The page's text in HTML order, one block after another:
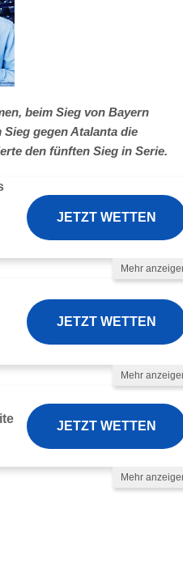
beim Sieg von Bayern
gegen Atalanta die
den fünften Sieg in Serie.
JETZT WETTEN
Mehr
JETZT WETTEN
Mehr
JETZT WETTEN
Mehr